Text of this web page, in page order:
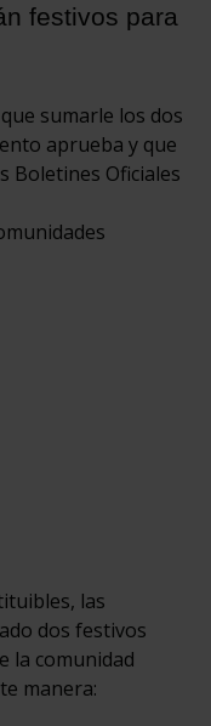
festivos para
sumarle los dos
aprueba y que
Boletines Oficiales
las
dos festivos
la comunidad
manera: